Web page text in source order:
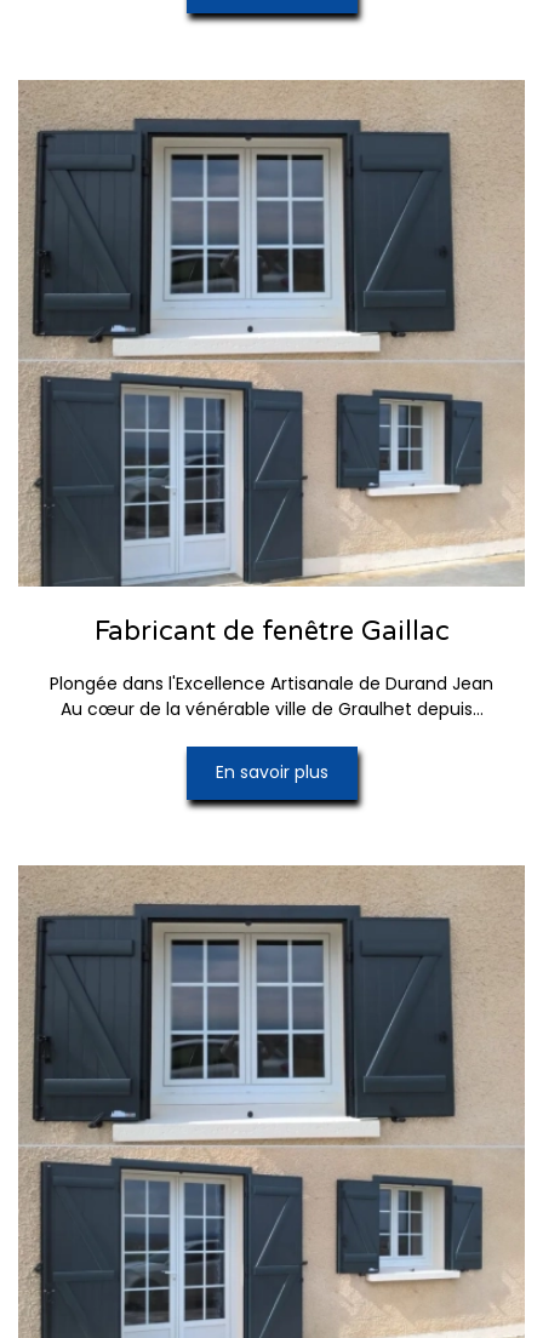
Fabricant de fenêtre Gaillac
Plongée dans l'Excellence Artisanale de Durand Jean
Au cœur de la vénérable ville de Graulhet depuis...
En savoir plus